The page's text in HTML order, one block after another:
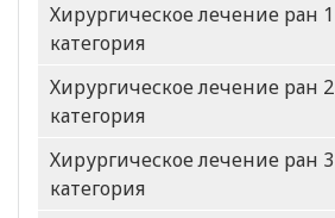
Хирургическое лечение ран 1
категория
Хирургическое лечение ран 2
категория
Хирургическое лечение ран 3
категория